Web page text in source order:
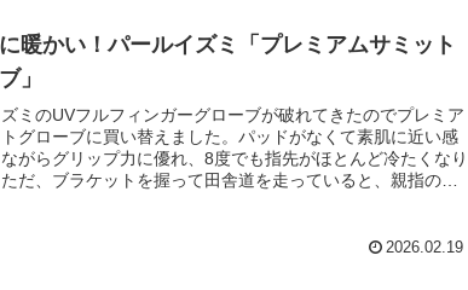
暖かい！パールイズミ「プレミアムサミット
」
ミのUVフルフィンガーグローブが破れてきたのでプレミア
グローブに買い替えました。パッドがなくて素肌に近い感
がらグリップ力に優れ、8度でも指先がほとんど冷たくなり
だ、ブラケットを握って田舎道を走っていると、親指の付
2026.02.19